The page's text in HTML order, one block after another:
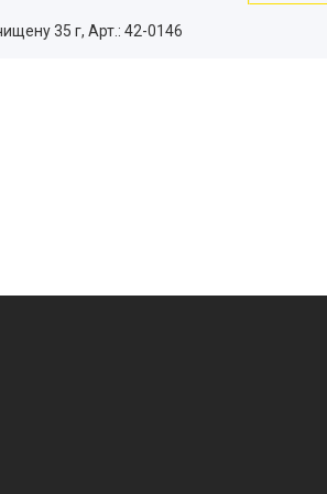
35 г, Арт.: 42-0146